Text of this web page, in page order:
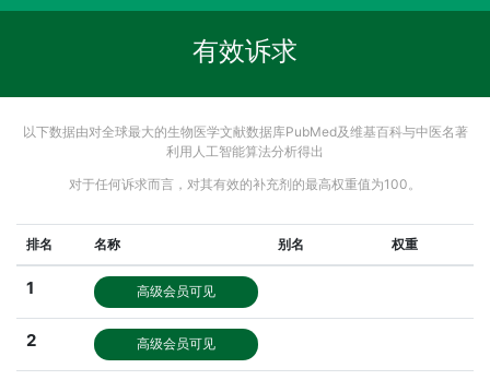
有效诉求
以下数据由对全球最大的生物医学文献数据库PubMed及维基百科与中医名著
利用人工智能算法分析得出
对于任何诉求而言，对其有效的补充剂的最高权重值为100。
排名 名称 别名 权重
1 高级会员可见
2 高级会员可见